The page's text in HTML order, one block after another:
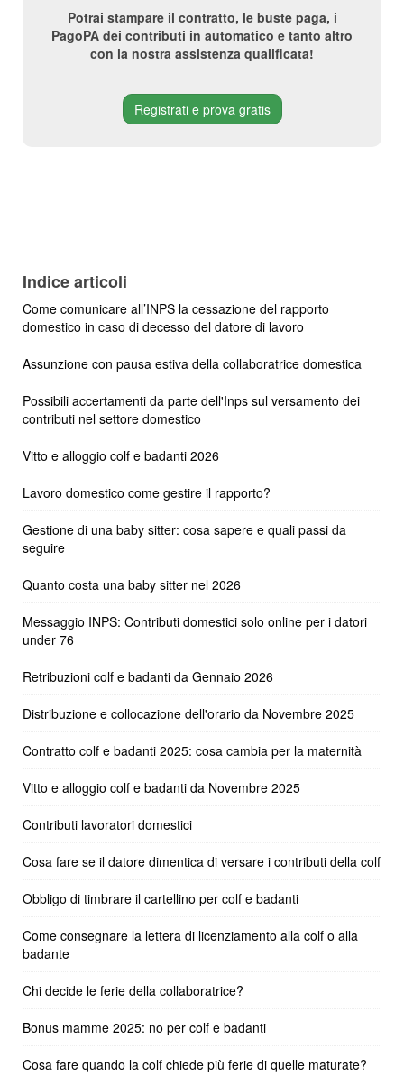
Potrai stampare il contratto, le buste paga, i
PagoPA dei contributi in automatico e tanto altro
con la nostra assistenza qualificata!
Registrati e prova gratis
Indice articoli
Come comunicare all’INPS la cessazione del rapporto
domestico in caso di decesso del datore di lavoro
Assunzione con pausa estiva della collaboratrice domestica
Possibili accertamenti da parte dell'Inps sul versamento dei
contributi nel settore domestico
Vitto e alloggio colf e badanti 2026
Lavoro domestico come gestire il rapporto?
Gestione di una baby sitter: cosa sapere e quali passi da
seguire
Quanto costa una baby sitter nel 2026
Messaggio INPS: Contributi domestici solo online per i datori
under 76
Retribuzioni colf e badanti da Gennaio 2026
Distribuzione e collocazione dell'orario da Novembre 2025
Contratto colf e badanti 2025: cosa cambia per la maternità
Vitto e alloggio colf e badanti da Novembre 2025
Contributi lavoratori domestici
Cosa fare se il datore dimentica di versare i contributi della colf
Obbligo di timbrare il cartellino per colf e badanti
Come consegnare la lettera di licenziamento alla colf o alla
badante
Chi decide le ferie della collaboratrice?
Bonus mamme 2025: no per colf e badanti
Cosa fare quando la colf chiede più ferie di quelle maturate?